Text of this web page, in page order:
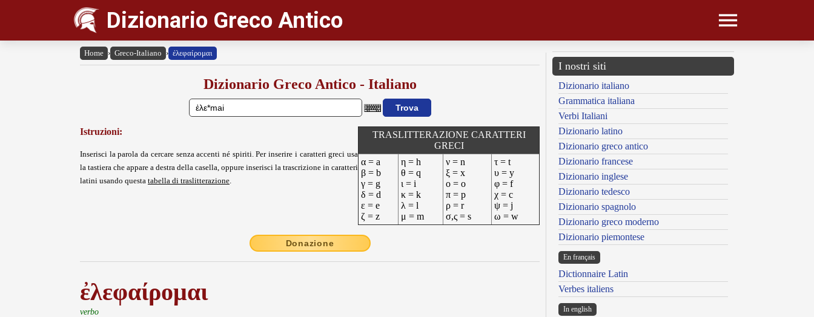
Dizionario Greco Antico
Home › Greco-Italiano › ἐλεφαίρομαι
Dizionario Greco Antico - Italiano
Istruzioni:
Inserisci la parola da cercare senza accenti né spiriti. Per inserire i caratteri greci usa
la tastiera che appare a destra della casella, oppure inserisci la trascrizione in caratteri
latini usando questa tabella di traslitterazione.
TRASLITTERAZIONE CARATTERI
GRECI
α = a
β = b
γ = g
δ = d
ε = e
ζ = z
η = h
θ = q
ι = i
κ = k
λ = l
μ = m
ν = n
ξ = x
ο = o
π = p
ρ = r
σ,ς = s
τ = t
υ = y
φ = f
χ = c
ψ = j
ω = w
Donazione
ἐλεφαίρομαι
verbo
I nostri siti
Dizionario italiano
Grammatica italiana
Verbi Italiani
Dizionario latino
Dizionario greco antico
Dizionario francese
Dizionario inglese
Dizionario tedesco
Dizionario spagnolo
Dizionario greco moderno
Dizionario piemontese
En français
Dictionnaire Latin
Verbes italiens
In english